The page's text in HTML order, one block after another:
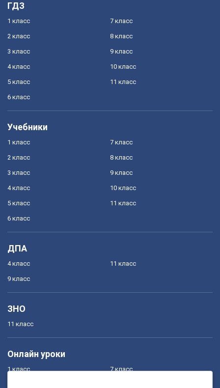
ГДЗ
1 класс
2 класс
3 класс
4 класс
5 класс
6 класс
7 класс
8 класс
9 класс
10 класс
11 класс
Учебники
1 класс
2 класс
3 класс
4 класс
5 класс
6 класс
7 класс
8 класс
9 класс
10 класс
11 класс
ДПА
4 класс
9 класс
11 класс
ЗНО
11 класс
Онлайн уроки
1 класс 7 класс